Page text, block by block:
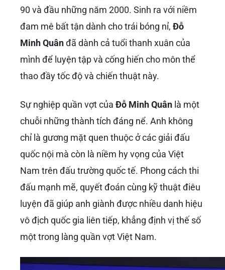
90 và đầu những năm 2000. Sinh ra với niềm
đam mê bất tận dành cho trái bóng nỉ, Đỗ
Minh Quânđã dành cả tuổi thanh xuân của
mình để luyện tập và cống hiến cho môn thể
thao đầy tốc độ và chiến thuật này.
Sự nghiệp quần vợt của Đỗ Minh Quân là một
chuỗi những thành tích đáng nể. Anh không
chỉ là gương mặt quen thuộc ở các giải đấu
quốc nội mà còn là niềm hy vọng của Việt
Nam trên đấu trường quốc tế. Phong cách thi
đấu mạnh mẽ, quyết đoán cùng kỹ thuật điêu
luyện đã giúp anh giành được nhiều danh hiệu
vô địch quốc gia liên tiếp, khẳng định vị thế số
một trong làng quần vợt Việt Nam.